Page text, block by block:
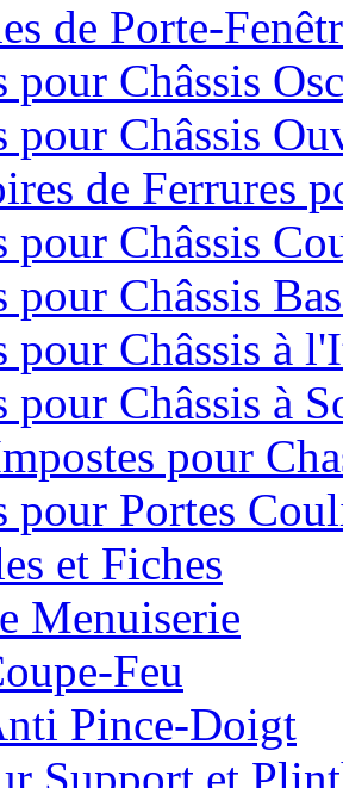
de Porte-
pour Châssis
pour Châssis
de Ferrures
pour Châssis
pour Châssis
pour Châssis à
pour Châssis à
pour
pour Portes
et Fiches
Menuiserie
Feu
Pince-Doigt